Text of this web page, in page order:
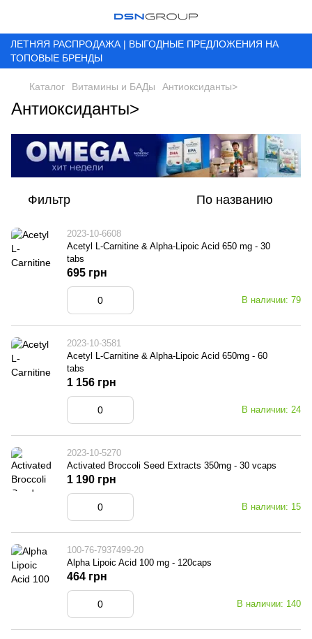
ЛЕТНЯЯ РАСПРОДАЖА | ВЫГОДНЫЕ ПРЕДЛОЖЕНИЯ НА
ТОПОВЫЕ БРЕНДЫ
Каталог Витамины и БАДы Антиоксиданты>
Антиоксиданты>
Фильтр По названию
2023-10-6608
Acetyl L-Carnitine & Alpha-Lipoic Acid 650 mg - 30
tabs
В наличии: 79
695 грн
2023-10-3581
Acetyl L-Carnitine & Alpha-Lipoic Acid 650mg - 60
tabs
В наличии: 24
1 156 грн
2023-10-5270
Activated Broccoli Seed Extracts 350mg - 30 vcaps
В наличии: 15
1 190 грн
100-76-7937499-20
Alpha Lipoic Acid 100 mg - 120caps
В наличии: 140
464 грн